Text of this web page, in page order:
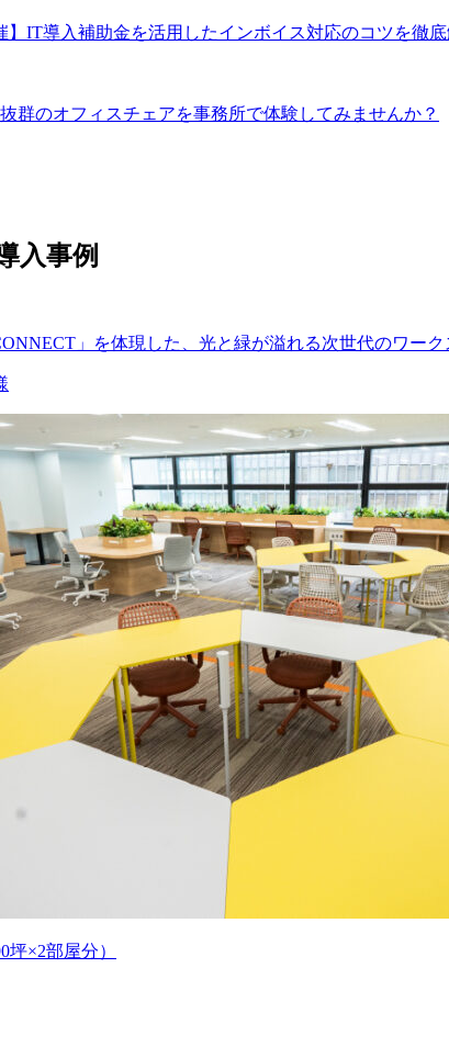
】IT導入補助金を活用したインボイス対応のコツを徹底
群のオフィスチェアを事務所で体験してみませんか？
」を体現した、光と緑が溢れる次世代のワーク
×2部屋分）